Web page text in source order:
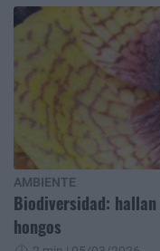
AMBIENTE
Biodiversidad: hallan
hongos